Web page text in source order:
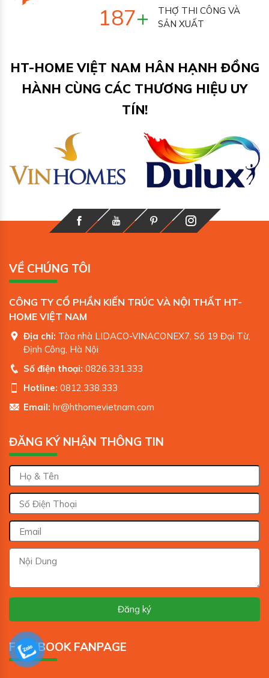
200+
THỢ THI CÔNG VÀ
SẢN XUẤT
HT-HOME VIỆT NAM HÂN HẠNH ĐỒNG
HÀNH CÙNG CÁC THƯƠNG HIỆU UY
TÍN!
VỀ CHÚNG TÔI
CÔNG TY CỔ PHẦN KIẾN TRÚC VÀ NỘI THẤT HT-
HOME VIỆT NAM
Địa chỉ: Tòa nhà LIDACO-VINACONEX7, Số 19 Đại Từ,
Định Công, Hà Nội
Số điện thoại: 0826.331.333
Hotline: 0812.338.333
Email: hr@hthomevietnam.com
ĐĂNG KÝ NHẬN THÔNG TIN
FACEBOOK FANPAGE